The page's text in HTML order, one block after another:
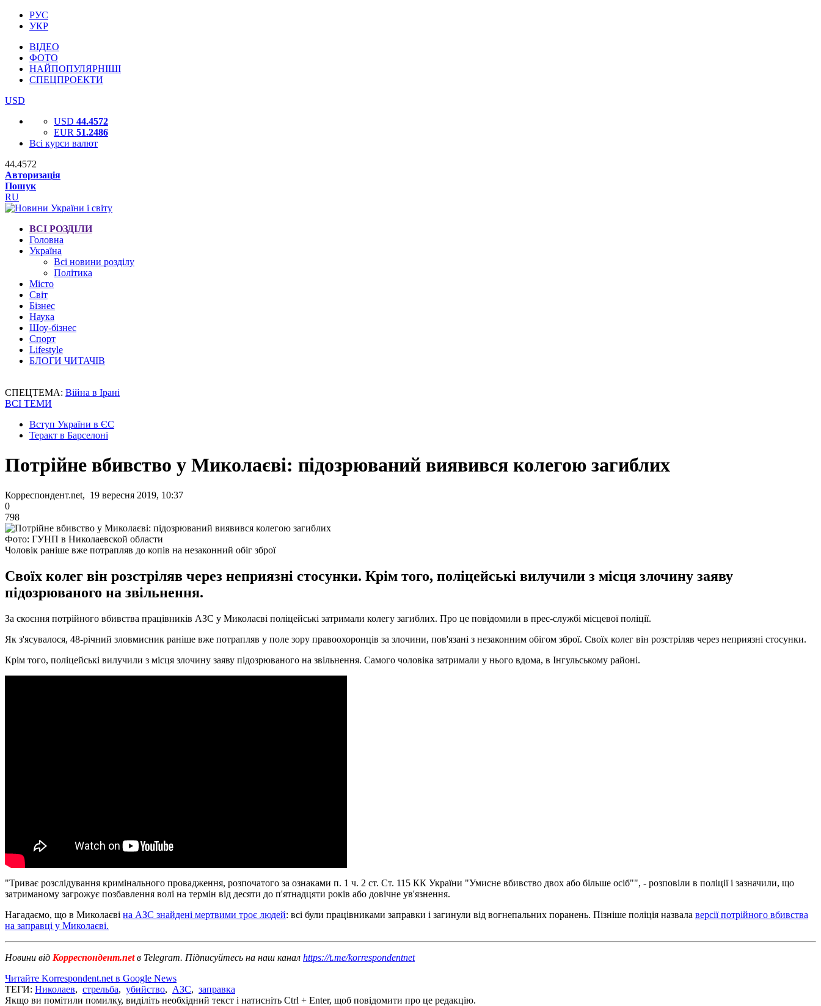
РУС
УКР
ВІДЕО
ФОТО
НАЙПОПУЛЯРНІШІ
СПЕЦПРОЕКТИ
USD
USD 44.4572
EUR 51.2486
Всі курси валют
44.4572
Авторизація
Пошук
RU
ВСІ РОЗДІЛИ
Головна
Україна
Всі новини розділу
Політика
Місто
Світ
Бізнес
Наука
Шоу-бізнес
Спорт
Lifestyle
БЛОГИ ЧИТАЧІВ
СПЕЦТЕМА: Війна в Ірані
ВСІ ТЕМИ
Вступ України в ЄС
Теракт в Барселоні
Потрійне вбивство у Миколаєві: підозрюваний виявився колегою загиблих
Корреспондент.net, 19 вересня 2019, 10:37
0
798
Фото: ГУНП в Николаевской области
Чоловік раніше вже потрапляв до копів на незаконний обіг зброї
Своїх колег він розстріляв через неприязні стосунки. Крім того, поліцейські вилучили з місця злочину заяву
підозрюваного на звільнення.
За скоєння потрійного вбивства працівників АЗС у Миколаєві поліцейські затримали колегу загиблих. Про це повідомили в прес-службі місцевої поліції.
Як з'ясувалося, 48-річний зловмисник раніше вже потрапляв у поле зору правоохоронців за злочини, пов'язані з незаконним обігом зброї. Своїх колег він розстріляв через неприязні стосунки.
Крім того, поліцейські вилучили з місця злочину заяву підозрюваного на звільнення. Самого чоловіка затримали у нього вдома, в Інгульському районі.
"Триває розслідування кримінального провадження, розпочатого за ознаками п. 1 ч. 2 ст. Ст. 115 КК України "Умисне вбивство двох або більше осіб"", - розповіли в поліції і зазначили, що
затриманому загрожує позбавлення волі на термін від десяти до п'ятнадцяти років або довічне ув'язнення.
Нагадаємо, що в Миколаєві на АЗС знайдені мертвими троє людей: всі були працівниками заправки і загинули від вогнепальних поранень. Пізніше поліція назвала версії потрійного вбивства
на заправці у Миколаєві.
Новини від Корреспондент.netв Telegram. Підписуйтесь на наш канал https://t.me/korrespondentnet
Читайте Korrespondent.net в Google News
ТЕГИ: Николаев, стрельба, убийство, АЗС, заправка
Якщо ви помітили помилку, виділіть необхідний текст і натисніть Ctrl + Enter, щоб повідомити про це редакцію.